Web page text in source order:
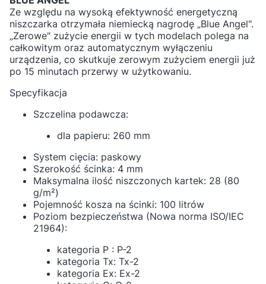
Ze względu na wysoką efektywność energetyczną
niszczarka otrzymała niemiecką nagrodę „Blue Angel".
„Zerowe" zużycie energii w tych modelach polega na
całkowitym oraz automatycznym wyłączeniu
urządzenia, co skutkuje zerowym zużyciem energii już
po 15 minutach przerwy w użytkowaniu.
Specyfikacja
Szczelina podawcza:
dla papieru: 260 mm
System cięcia: paskowy
Szerokość ścinka: 4 mm
Maksymalna ilość niszczonych kartek: 28 (80
g/m²)
Pojemność kosza na ścinki: 100 litrów
Poziom bezpieczeństwa (Nowa norma ISO/IEC
21964):
kategoria P : P-2
kategoria Tx: Tx-2
kategoria Ex: Ex-2